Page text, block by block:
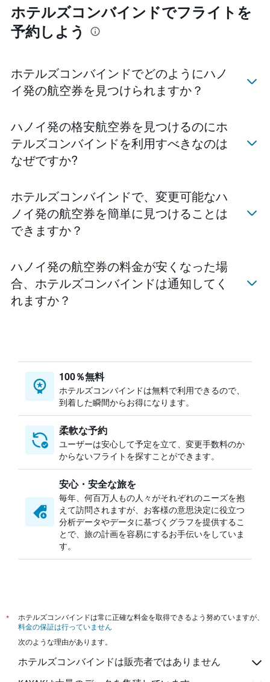
ホテルズコンバインドでフライトを
予約しよう
ホテルズコンバインドでどのようにハノ
イ​発の航空券を見つけられますか？
ハノイ​発の格安航空券を見つけるのにホ
テルズコンバインドを利用すべきなのは
なぜですか?
ホテルズコンバインド​で、変更可能なハ
ノイ​発の航空券を簡単に見つけることは
できますか？
ハノイ​発の航空券の料金が安くなった場
合、ホテルズコンバインド​は通知してく
れますか？
100％無料
ホテルズコンバインドは無料で利用できるので、
到着した瞬間からお得になります。
柔軟な予約
ユーザーは安心して予定を立て、変更手数料のか
からないフライトを探すことができます。
安心・安全な旅を
毎年、何百万人もの人々がそれぞれのニーズを抱
えて訪問されますが、お客様の意思決定に役立つ
分析データやデータに基づくグラフを提供するこ
とで、旅の計画を容易にするお手伝いをしていま
す。
*
ホテルズコンバインドは常に正確な料金を取得できるよう努めていますが、
料金の保証は行っていません
次のような理由があります。
ホテルズコンバインドは販売者ではありません